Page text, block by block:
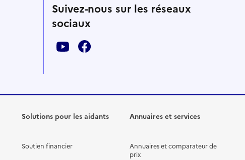
Suivez-nous sur les réseaux
sociaux
Solutions pour les aidants
Soutien financier
Annuaires et services
Annuaires et comparateur de
prix